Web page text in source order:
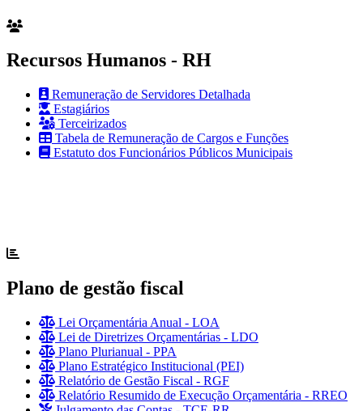
Recursos Humanos - RH
Remuneração de Servidores Detalhada
Estagiários
Terceirizados
Tabela de Remuneração de Cargos e Funções
Estatuto dos Funcionários Públicos Municipais
Plano de gestão fiscal
Lei Orçamentária Anual - LOA
Lei de Diretrizes Orçamentárias - LDO
Plano Plurianual - PPA
Plano Estratégico Institucional (PEI)
Relatório de Gestão Fiscal - RGF
Relatório Resumido de Execução Orçamentária - RREO